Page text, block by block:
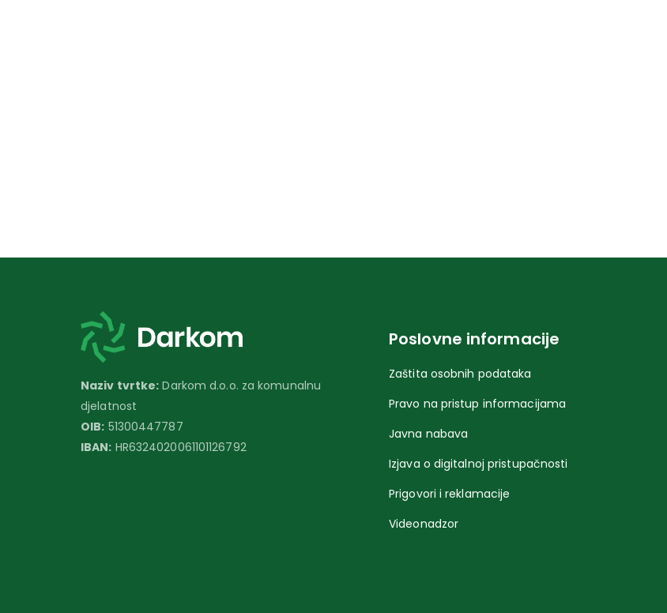
Naziv tvrtke: Darkom d.o.o. za komunalnu
djelatnost
OIB: 51300447787
IBAN: HR6324020061101126792
Poslovne informacije
Zaštita osobnih podataka
Pravo na pristup informacijama
Javna nabava
Izjava o digitalnoj pristupačnosti
Prigovori i reklamacije
Videonadzor